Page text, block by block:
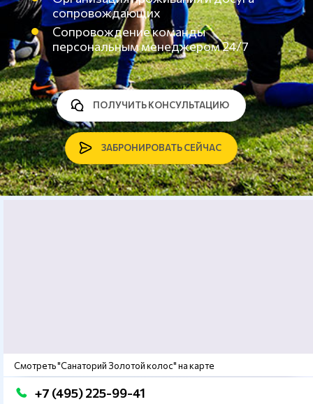
сопровождающих
Сопровождение команды
персональным менеджером 24/7
ЗАБРОНИРОВАТЬ СЕЙЧАС
ПОЛУЧИТЬ КОНСУЛЬТАЦИЮ
Смотреть "Санаторий Золотой колос" на карте
+7 (495) 225-99-41